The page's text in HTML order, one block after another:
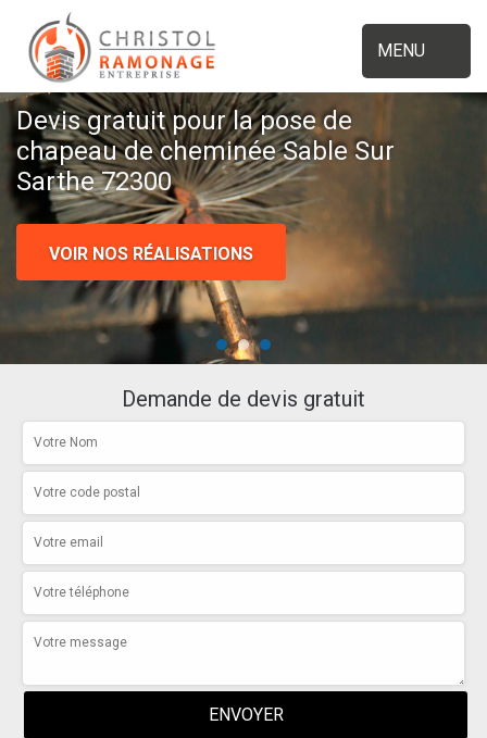
MENU
Devis gratuit pour la pose de
chapeau de cheminée Sable Sur
Sarthe 72300
VOIR NOS RÉALISATIONS
Demande de devis gratuit